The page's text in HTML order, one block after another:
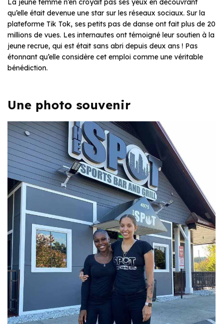
La jeune femme n’en croyait pas ses yeux en découvrant
qu’elle était devenue une star sur les réseaux sociaux. Sur la
plateforme Tik Tok, ses petits pas de danse ont fait plus de 20
millions de vues. Les internautes ont témoigné leur soutien à la
jeune recrue, qui est était sans abri depuis deux ans ! Pas
étonnant qu’elle considère cet emploi comme une véritable
bénédiction.
Une photo souvenir